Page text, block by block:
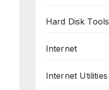
Hard Disk Tools
Internet
Internet Utilities